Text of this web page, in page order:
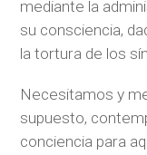
mediante la
su consciencia,
la tortura de los
Necesitamos y
supuesto,
conciencia para